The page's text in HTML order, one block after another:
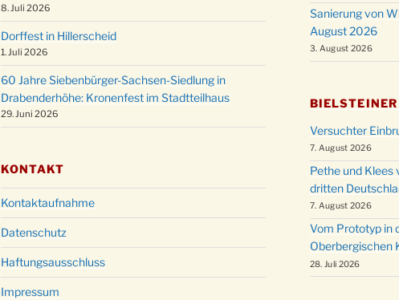
8. Juli 2026
Dorffest in Hillerscheid
1. Juli 2026
60 Jahre Siebenbürger-Sachsen-Siedlung in
Drabenderhöhe: Kronenfest im Stadtteilhaus
29. Juni 2026
KONTAKT
Kontaktaufnahme
Datenschutz
Haftungsausschluss
Impressum
Sanierung von
August 2026
3. August 2026
Versuchter
7. August 2026
Pethe und Klees
dritten
7. August 2026
Vom Prototyp in
Oberbergischen
28. Juli 2026